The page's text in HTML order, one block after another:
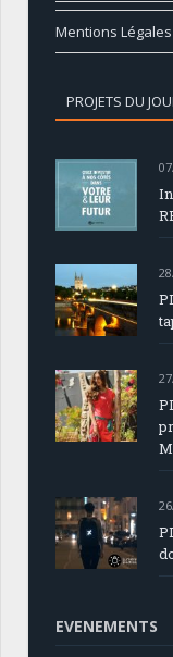
Mentions Légales
PROJETS DU
EVENEMENTS